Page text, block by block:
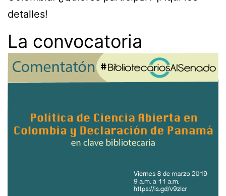
detalles!
La convocatoria